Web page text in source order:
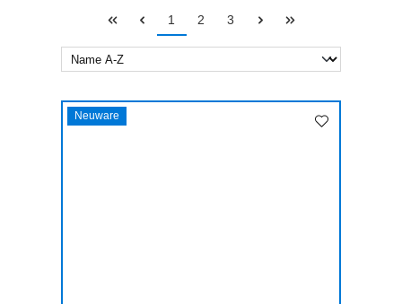
Seite
1 Seite
2 Seite
3
Neuware